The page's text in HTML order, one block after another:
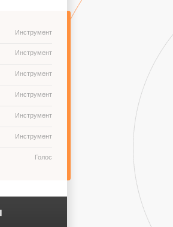
Инструмент
Инструмент
Инструмент
Инструмент
Инструмент
Инструмент
Голос